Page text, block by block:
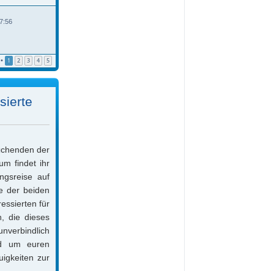
e
r• 1 2 3 4 5
der
findet ihr
auf
der beiden
für
die dieses
um euren
zur